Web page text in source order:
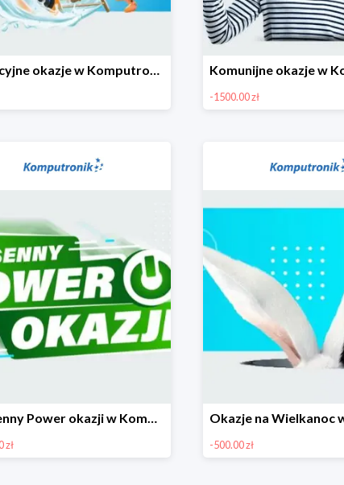
Wakacyjne okazje w Komputronik do -80%
-1500.00 zł
Wiosenny Power okazji w Komputronik - laptopy do 1300 zł
zł -500.00 zł